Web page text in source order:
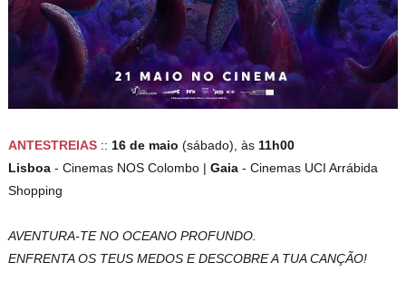
ANTESTREIAS :: 16 de maio (sábado), às11h00
Lisboa - Cinemas NOS Colombo |Gaia - Cinemas UCI Arrábida
Shopping
AVENTURA-TE NO OCEANO PROFUNDO.
ENFRENTA OS TEUS MEDOS E DESCOBRE A TUA CANÇÃO!